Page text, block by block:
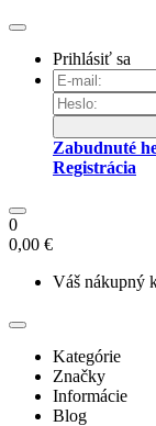
Prihlásiť sa
Zabudnuté
Registrácia
0
0,00 €
Váš nákupný
Kategórie
Značky
Informácie
Blog